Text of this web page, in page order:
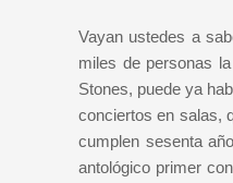
Vayan ustedes a
miles de personas
Stones, puede ya
conciertos en salas,
cumplen sesenta
antológico primer